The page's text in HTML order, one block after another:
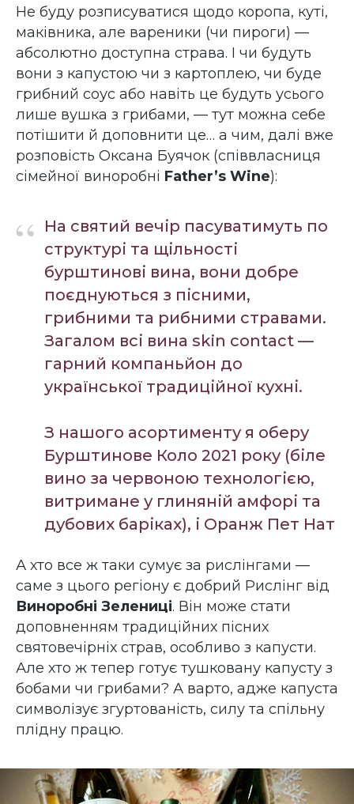
Не буду розписуватися щодо коропа, куті,
маківника, але вареники (чи пироги) —
абсолютно доступна страва. І чи будуть
вони з капустою чи з картоплею, чи буде
грибний соус або навіть це будуть усього
лише вушка з грибами, — тут можна себе
потішити й доповнити це… а чим, далі вже
розповість Оксана Буячок (співвласниця
сімейної виноробні Father’s Wine):
“
На святий вечір пасуватимуть по
структурі та щільності
бурштинові вина, вони добре
поєднуються з пісними,
грибними та рибними стравами.
Загалом всі вина skin contact —
гарний компаньйон до
української традиційної кухні.
З нашого асортименту я оберу
Бурштинове Коло 2021 року (біле
вино за червоною технологією,
витримане у глиняній амфорі та
дубових баріках), і Оранж Пет Нат
А хто все ж таки сумує за рислінгами —
саме з цього регіону є добрий Рислінг від
Виноробні Зелениці. Він може стати
доповненням традиційних пісних
святовечірніх страв, особливо з капусти.
Але хто ж тепер готує тушковану капусту з
бобами чи грибами? А варто, адже капуста
символізує згуртованість, силу та спільну
плідну працю.